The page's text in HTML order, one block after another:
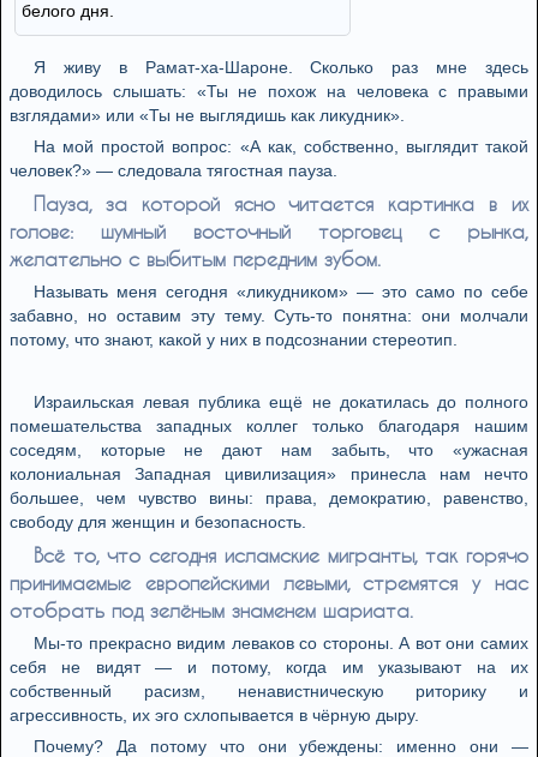
белого дня.
Я живу в Рамат-ха-Шароне. Сколько раз мне здесь
доводилось слышать: «Ты не похож на человека с правыми
взглядами» или «Ты не выглядишь как ликудник».
На мой простой вопрос: «А как, собственно, выглядит такой
человек?» — следовала тягостная пауза.
Пауза, за которой ясно читается картинка в их
голове: шумный восточный торговец с рынка,
желательно с выбитым передним зубом.
Называть меня сегодня «ликудником» — это само по себе
забавно, но оставим эту тему. Суть-то понятна: они молчали
потому, что знают, какой у них в подсознании стереотип.
Израильская левая публика ещё не докатилась до полного
помешательства западных коллег только благодаря нашим
соседям, которые не дают нам забыть, что «ужасная
колониальная Западная цивилизация» принесла нам нечто
большее, чем чувство вины: права, демократию, равенство,
свободу для женщин и безопасность.
Всё то, что сегодня исламские мигранты, так горячо
принимаемые европейскими левыми, стремятся у нас
отобрать под зелёным знаменем шариата.
Мы-то прекрасно видим леваков со стороны. А вот они самих
себя не видят — и потому, когда им указывают на их
собственный расизм, ненавистническую риторику и
агрессивность, их эго схлопывается в чёрную дыру.
Почему? Да потому что они убеждены: именно они —